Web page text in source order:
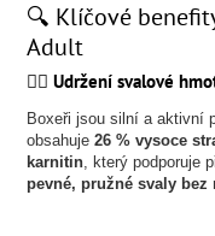
🔍 Klíčové
Adult
🏋️‍♂️ Udržení svalové
Boxeři jsou silní a aktivní
obsahuje26 % vysoce
karnitin, který podporuje
pevné, pružné svaly bez